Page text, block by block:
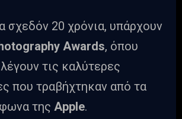
σχεδόν 20 χρόνια, υπάρχουν
Awards, όπου
τις καλύτερες
που τραβήχτηκαν από τα
της Apple.